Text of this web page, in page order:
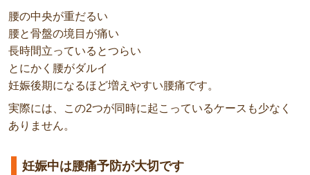
腰の中央が重だるい
腰と骨盤の境目が痛い
長時間立っているとつらい
とにかく腰がダルイ
妊娠後期になるほど増えやすい腰痛です。
実際には、この2つが同時に起こっているケースも少なく
ありません。
妊娠中は腰痛予防が大切です